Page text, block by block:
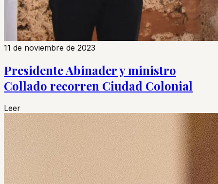
11 de noviembre de 2023
Presidente Abinader y ministro
Collado recorren Ciudad Colonial
Leer